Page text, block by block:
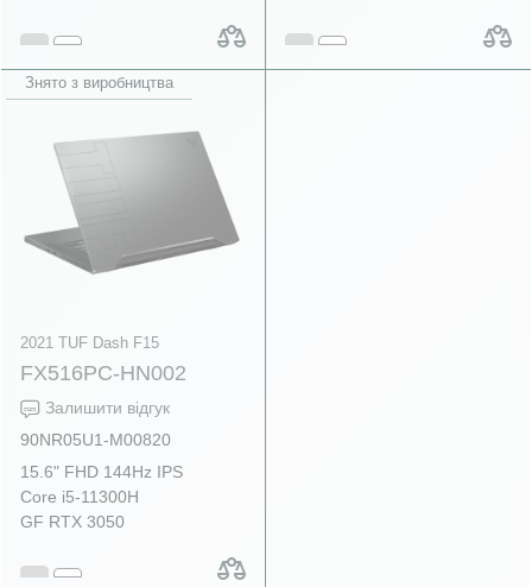
Знято з виробництва
2021 TUF Dash F15
FX516PC-HN002
Залишити відгук
90NR05U1-M00820
15.6" FHD 144Hz IPS
Core i5-11300H
GF RTX 3050